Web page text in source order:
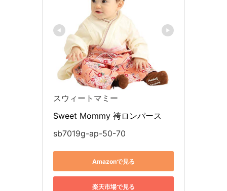
スウィートマミー
Sweet Mommy 袴ロンパース
sb7019g-ap-50-70
Amazonで見る
楽天市場で見る